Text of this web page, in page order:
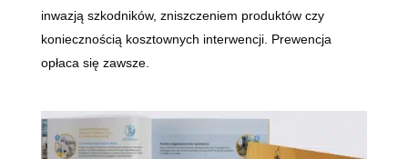
inwazją szkodników, zniszczeniem produktów czy
koniecznością kosztownych interwencji. Prewencja
opłaca się zawsze.